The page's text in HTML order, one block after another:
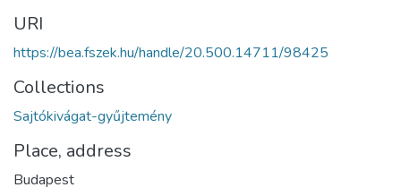
URI
https://bea.fszek.hu/handle/20.500.14711/98425
Collections
Sajtókivágat-gyűjtemény
Place, address
Budapest